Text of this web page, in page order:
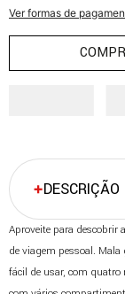
Ver formas de
Aproveite para descobrir
de viagem pessoal.
fácil de usar, com